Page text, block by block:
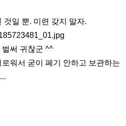
것일 뿐. 미련 갖지 말자.
벌써 귀찮군 ^^
워서 굳이 폐기 안하고 보관하는